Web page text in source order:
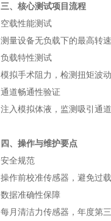
三、核心测试项目流程
‌空载性能测试‌
测量设备无负载下的最高转
‌负载特性测试‌
模拟手术阻力，检测扭矩波
‌通道畅通性验证‌
注入模拟体液，监测吸引通
四、操作与维护要点
‌安全规范‌
操作前校准传感器，避免过
‌数据准确性保障‌
每月清洁力传感器，年度第